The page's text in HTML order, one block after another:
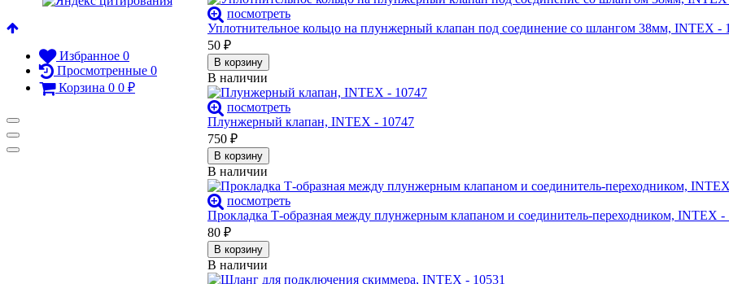
посмотреть
Уплотнительное кольцо на плунжерный клапан под соединение со шлангом 38мм, INTEX -
50 ₽
В корзину
В наличии
посмотреть
Плунжерный клапан, INTEX - 10747
750 ₽
В корзину
В наличии
посмотреть
Прокладка Т-образная между плунжерным клапаном и соединитель-переходником, INTEX -
80 ₽
В корзину
В наличии
Избранное 0
Просмотренные 0
Корзина 0 0 ₽